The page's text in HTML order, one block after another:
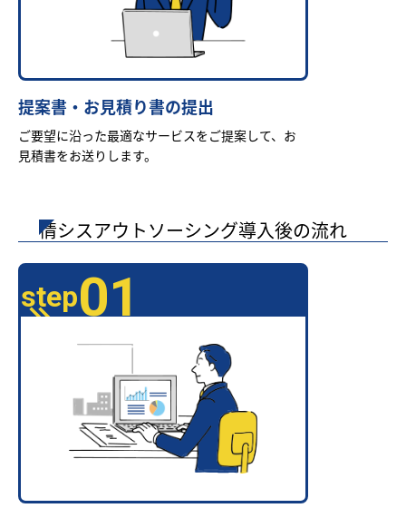
提案書・お見積り書の提出
ご要望に沿った最適なサービスをご提案して、お
見積書をお送りします。
情シスアウトソーシング導入後の流れ
step01